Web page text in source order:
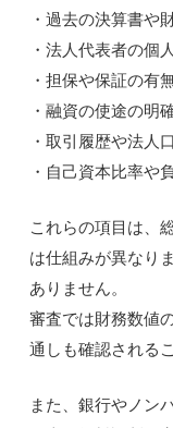
・過去の決算書や
・法人代表者の個
・担保や保証の有
・融資の使途の明
・取引履歴や法人
・自己資本比率や
これらの項目は、
は仕組みが異なり
ありません。
審査では財務数値
通しも確認される
また、銀行やノン